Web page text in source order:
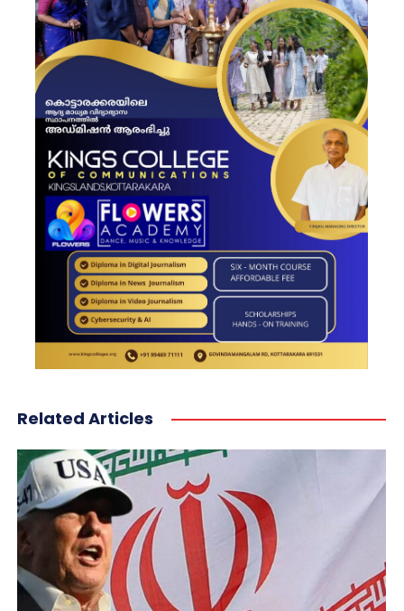
Related Articles